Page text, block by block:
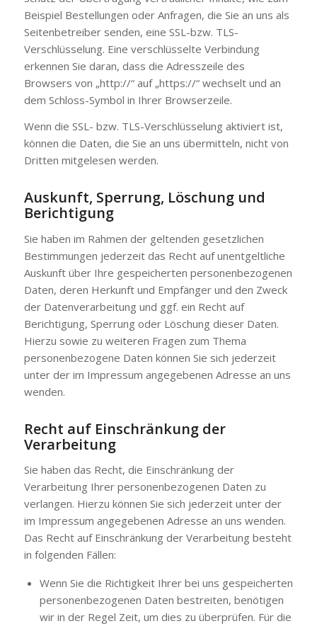
Beispiel Bestellungen oder Anfragen, die Sie an uns als
Seitenbetreiber senden, eine SSL-bzw. TLS-
Verschlüsselung. Eine verschlüsselte Verbindung
erkennen Sie daran, dass die Adresszeile des
Browsers von „http://“ auf „https://“ wechselt und an
dem Schloss-Symbol in Ihrer Browserzeile.
Wenn die SSL- bzw. TLS-Verschlüsselung aktiviert ist,
können die Daten, die Sie an uns übermitteln, nicht von
Dritten mitgelesen werden.
Auskunft, Sperrung, Löschung und
Berichtigung
Sie haben im Rahmen der geltenden gesetzlichen
Bestimmungen jederzeit das Recht auf unentgeltliche
Auskunft über Ihre gespeicherten personenbezogenen
Daten, deren Herkunft und Empfänger und den Zweck
der Datenverarbeitung und ggf. ein Recht auf
Berichtigung, Sperrung oder Löschung dieser Daten.
Hierzu sowie zu weiteren Fragen zum Thema
personenbezogene Daten können Sie sich jederzeit
unter der im Impressum angegebenen Adresse an uns
wenden.
Recht auf Einschränkung der
Verarbeitung
Sie haben das Recht, die Einschränkung der
Verarbeitung Ihrer personenbezogenen Daten zu
verlangen. Hierzu können Sie sich jederzeit unter der
im Impressum angegebenen Adresse an uns wenden.
Das Recht auf Einschränkung der Verarbeitung besteht
in folgenden Fällen:
Wenn Sie die Richtigkeit Ihrer bei uns gespeicherten
personenbezogenen Daten bestreiten, benötigen
wir in der Regel Zeit, um dies zu überprüfen. Für die